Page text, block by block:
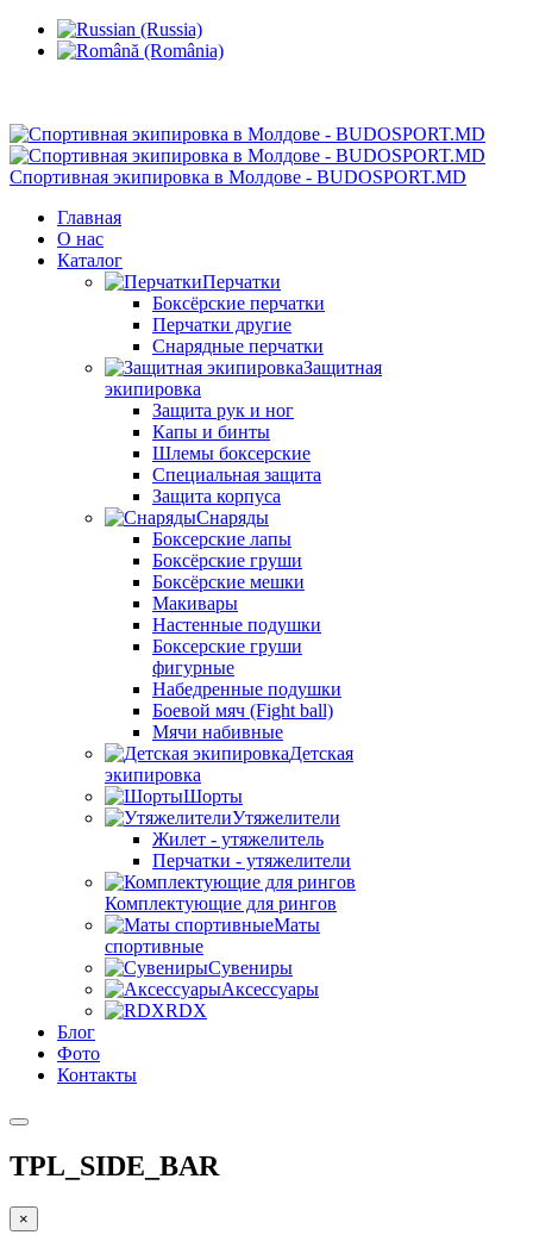
Спортивная экипировка в Молдове - BUDOSPORT.MD
Главная
О нас
Каталог
Перчатки
Боксёрские перчатки
Перчатки другие
Снарядные перчатки
Защитная
экипировка
Защита рук и ног
Капы и бинты
Шлемы боксерские
Специальная защита
Защита корпуса
Снаряды
Боксерские лапы
Боксёрские груши
Боксёрские мешки
Макивары
Настенные подушки
Боксерские груши
фигурные
Набедренные подушки
Боевой мяч (Fight ball)
Мячи набивные
Детская
экипировка
Шорты
Утяжелители
Жилет - утяжелитель
Перчатки - утяжелители
Комплектующие для рингов
Маты
спортивные
Сувениры
Аксессуары
RDX
Блог
Фото
Контакты
TPL_SIDE_BAR
×